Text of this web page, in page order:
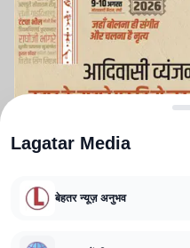
Lagatar Media
बेहतर न्यूज़ अनुभव